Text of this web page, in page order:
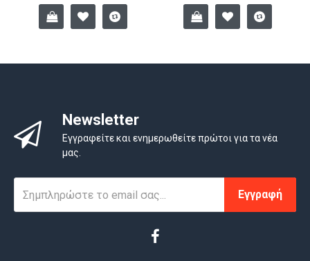
Newsletter
Εγγραφείτε και ενημερωθείτε πρώτοι για τα νέα
μας.
Εγγραφή